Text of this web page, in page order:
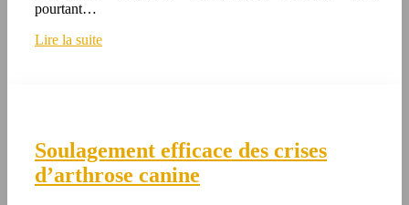
pourtant…
Lire la suite
Soulagement efficace des crises
d’arthrose canine